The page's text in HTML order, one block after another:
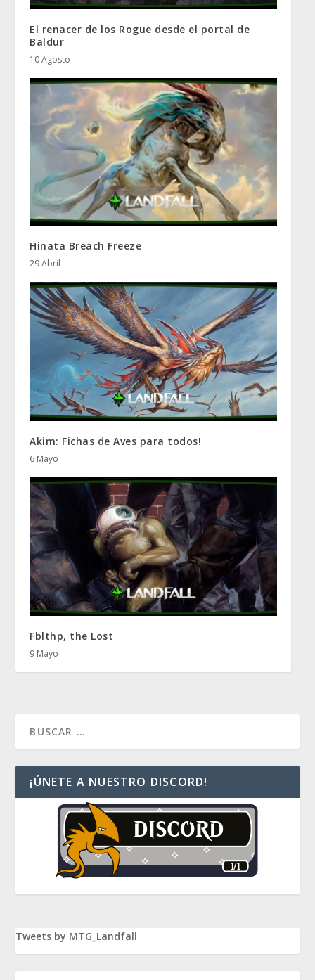
El renacer de los Rogue desde el portal de
Baldur
10 Agosto
Hinata Breach Freeze
29 Abril
Akim: Fichas de Aves para todos!
6 Mayo
Fblthp, the Lost
9 Mayo
¡ÚNETE A NUESTRO DISCORD!
Tweets by MTG_Landfall